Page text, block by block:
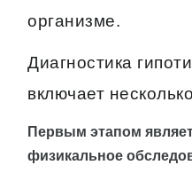
организме.
Диагностика
включает
Первым этапом
физикальное